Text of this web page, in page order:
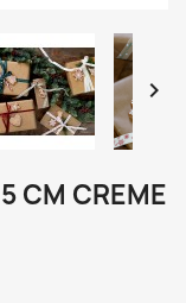

CM CREME